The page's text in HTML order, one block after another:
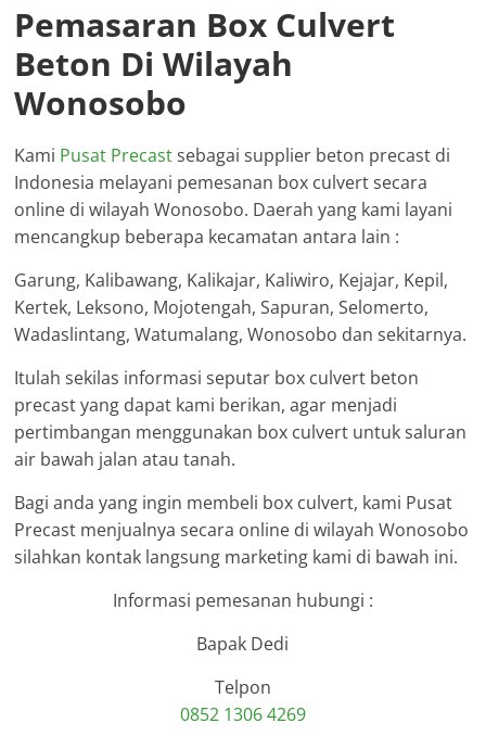
Pemasaran Box Culvert
Beton Di Wilayah
Wonosobo
Kami Pusat Precastsebagai supplier beton precast di
Indonesia melayani pemesanan box culvert secara
online di wilayah Wonosobo. Daerah yang kami layani
mencangkup beberapa kecamatan antara lain :
Garung, Kalibawang, Kalikajar, Kaliwiro, Kejajar, Kepil,
Kertek, Leksono, Mojotengah, Sapuran, Selomerto,
Wadaslintang, Watumalang, Wonosobo dan sekitarnya.
Itulah sekilas informasi seputar box culvert beton
precast yang dapat kami berikan, agar menjadi
pertimbangan menggunakan box culvert untuk saluran
air bawah jalan atau tanah.
Bagi anda yang ingin membeli box culvert, kami Pusat
Precast menjualnya secara online di wilayah Wonosobo
silahkan kontak langsung marketing kami di bawah ini.
Informasi pemesanan hubungi :
Bapak Dedi
Telpon
0852 1306 4269